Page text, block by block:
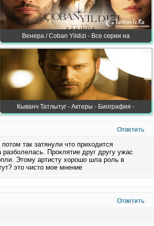
Венера / Coban Yildizi - Все серии на
Кыванч Татлытуг - Актеры - Биография -
Ответить
так затянули что приходится
Проклятие друг другу ужас
Этому артисту хорошо шла роль в
это чисто мое мнение
Ответить